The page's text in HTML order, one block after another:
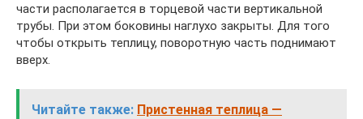
части располагается в торцевой части вертикальной
трубы. При этом боковины наглухо закрыты. Для того
чтобы открыть теплицу, поворотную часть поднимают
вверх.
Читайте также: Пристенная теплица —